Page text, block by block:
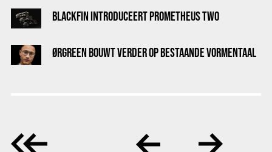
BLACKFIN INTRODUCEERT PROMETHEUS TWO
ØRGREEN BOUWT VERDER OP BESTAANDE VORMENTAAL